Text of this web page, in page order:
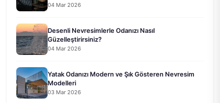
04 Mar 2026
Desenli Nevresimlerle Odanızı Nasıl
Güzelleştirirsiniz?
04 Mar 2026
Yatak Odanızı Modern ve Şık Gösteren Nevresim
Modelleri
03 Mar 2026